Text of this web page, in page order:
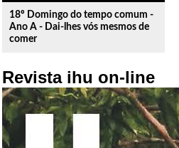
18º Domingo do tempo comum -
Ano A - Dai-lhes vós mesmos de
comer
Revista ihu on-line